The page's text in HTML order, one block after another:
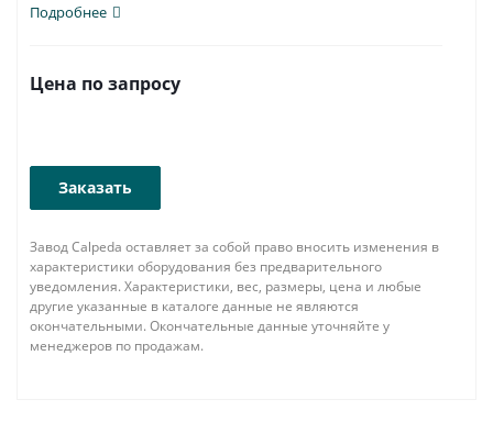
вертикальный)...
Подробнее
Цена по запросу
Заказать
Завод Calpeda оставляет за собой право вносить изменения в
характеристики оборудования без предварительного
уведомления. Характеристики, вес, размеры, цена и любые
другие указанные в каталоге данные не являются
окончательными. Окончательные данные уточняйте у
менеджеров по продажам.